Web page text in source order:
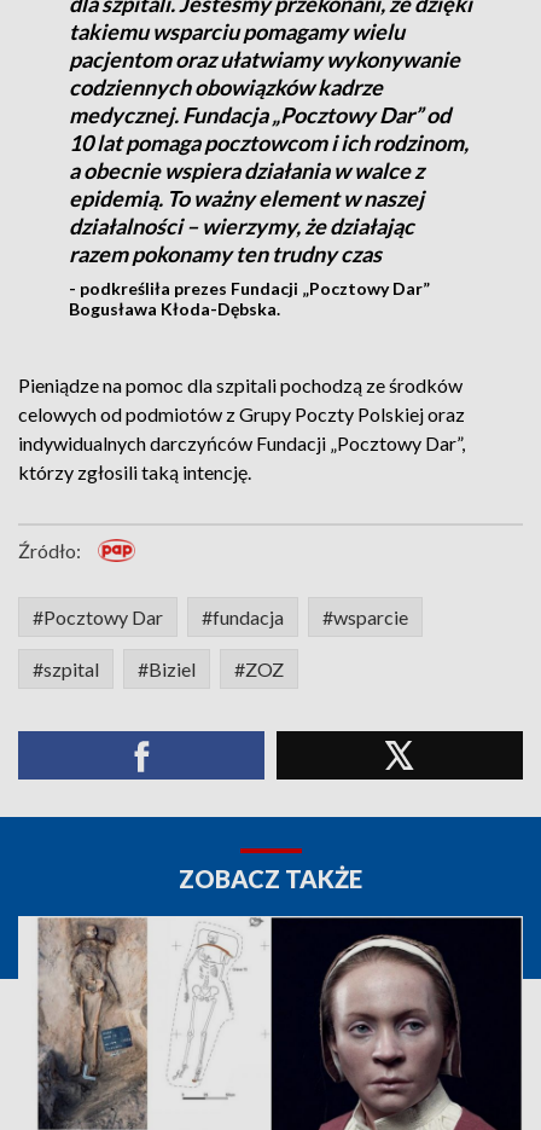
takiemu wsparciu pomagamy wielu
pacjentom oraz ułatwiamy wykonywanie
codziennych obowiązków kadrze
medycznej. Fundacja „Pocztowy Dar” od
10 lat pomaga pocztowcom i ich rodzinom,
a obecnie wspiera działania w walce z
epidemią. To ważny element w naszej
działalności – wierzymy, że działając
razem pokonamy ten trudny czas
- podkreśliła prezes Fundacji „Pocztowy Dar”
Bogusława Kłoda-Dębska.
Pieniądze na pomoc dla szpitali pochodzą ze środków
celowych od podmiotów z Grupy Poczty Polskiej oraz
indywidualnych darczyńców Fundacji „Pocztowy Dar”,
którzy zgłosili taką intencję.
Źródło:
#Pocztowy Dar #fundacja #wsparcie
#szpital #Biziel #ZOZ
ZOBACZ TAKŻE